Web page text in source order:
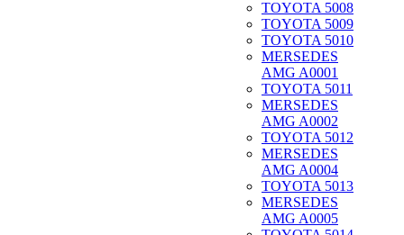
TOYOTA 5008
TOYOTA 5009
TOYOTA 5010
MERSEDES
AMG A0001
TOYOTA 5011
MERSEDES
AMG A0002
TOYOTA 5012
MERSEDES
AMG A0004
TOYOTA 5013
MERSEDES
AMG A0005